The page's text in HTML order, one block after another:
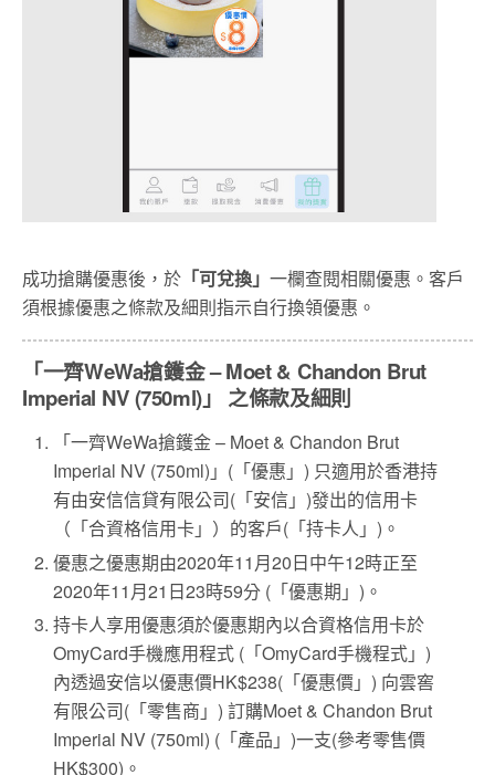
成功搶購優惠後，於 「可兌換」 一欄查閱相關優惠。客戶
須根據優惠之條款及細則指示自行換領優惠。
「一齊WeWa搶鑊金 – Moet & Chandon Brut
Imperial NV (750ml)」 之條款及細則
「一齊WeWa搶鑊金 – Moet & Chandon Brut
Imperial NV (750ml)」(「優惠」) 只適用於香港持
有由安信信貸有限公司(「安信」)發出的信用卡
（「合資格信用卡」）的客戶(「持卡人」)。
優惠之優惠期由2020年11月20日中午12時正至
2020年11月21日23時59分 (「優惠期」)。
持卡人享用優惠須於優惠期內以合資格信用卡於
OmyCard手機應用程式 (「OmyCard手機程式」)
內透過安信以優惠價HK$238(「優惠價」) 向雲窖
有限公司(「零售商」) 訂購Moet & Chandon Brut
Imperial NV (750ml) (「產品」)一支(參考零售價
HK$300)。